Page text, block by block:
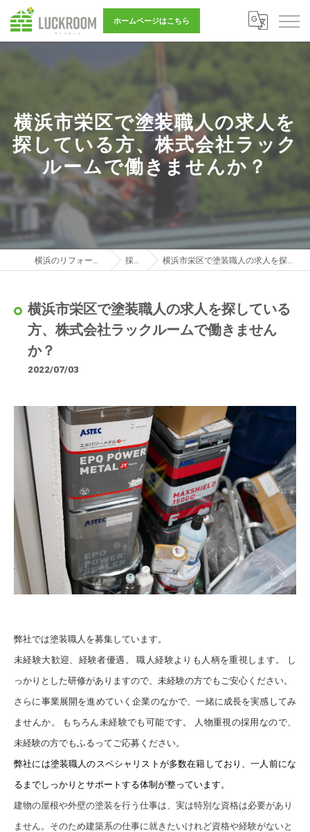
ホームページはこちら
横浜市栄区で塗装職人の求人を
探している方、株式会社ラック
ルームで働きませんか？
横浜のリフォーム営業は株式会社LUCKROOM 採用ブログ 横浜市栄区で塗装職人の求人を探している方、株式会社ラックルームで働きませんか？
横浜市栄区で塗装職人の求人を探している
方、株式会社ラックルームで働きません
か？
2022/07/03
弊社では塗装職人を募集しています。
未経験大歓迎、経験者優遇。 職人経験よりも人柄を重視します。 し
っかりとした研修がありますので、未経験の方でもご安心ください。
さらに事業展開を進めていく企業のなかで、一緒に成長を実感してみ
ませんか。 もちろん未経験でも可能です。 人物重視の採用なので、
未経験の方でもふるってご応募ください。
弊社には塗装職人のスペシャリストが多数在籍しており、一人前にな
るまでしっかりとサポートする体制が整っています。
建物の屋根や外壁の塗装を行う仕事は、実は特別な資格は必要があり
ません。そのため建築系の仕事に就きたいけれど資格や経験がないと